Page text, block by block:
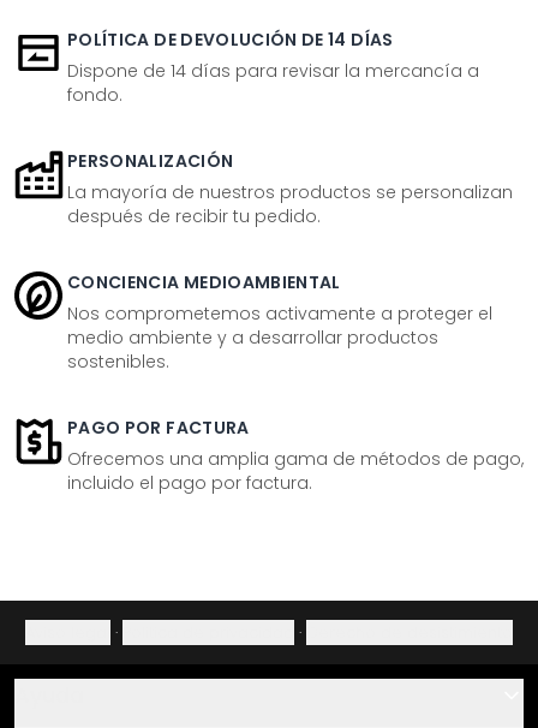
POLÍTICA DE DEVOLUCIÓN DE 14 DÍAS
Dispone de 14 días para revisar la mercancía a
fondo.
PERSONALIZACIÓN
La mayoría de nuestros productos se personalizan
después de recibir tu pedido.
CONCIENCIA MEDIOAMBIENTAL
Nos comprometemos activamente a proteger el
medio ambiente y a desarrollar productos
sostenibles.
PAGO POR FACTURA
Ofrecemos una amplia gama de métodos de pago,
incluido el pago por factura.
· ·